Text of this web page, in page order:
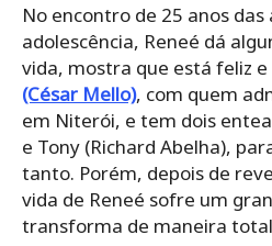
No encontro de 25 anos das
adolescência, Reneé dá
vida, mostra que está feliz e
(César Mello), com quem
em Niterói, e tem dois
e Tony (Richard Abelha),
tanto. Porém, depois de
vida de Reneé sofre um
transforma de maneira